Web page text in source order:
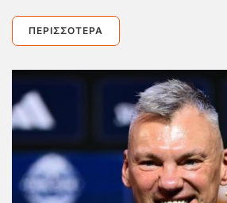
ΠΕΡΙΣΣΌΤΕΡΑ